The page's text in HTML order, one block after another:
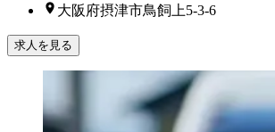
大阪府摂津市鳥飼上5-3-6
求人を見る